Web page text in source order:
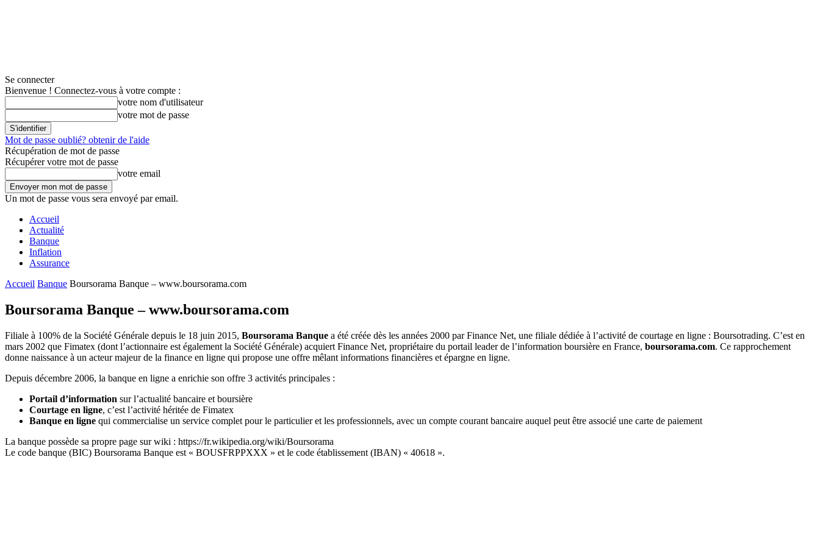
Se connecter
Bienvenue ! Connectez-vous à votre compte :
votre nom d'utilisateur
votre mot de passe
Mot de passe oublié? obtenir de l'aide
Récupération de mot de passe
Récupérer votre mot de passe
votre email
Un mot de passe vous sera envoyé par email.
Accueil
Actualité
Banque
Inflation
Assurance
Accueil Banque Boursorama Banque – www.boursorama.com
Boursorama Banque – www.boursorama.com
Filiale à 100% de la Société Générale depuis le 18 juin 2015, Boursorama Banque a été créée dès les années 2000 par Finance Net, une filiale dédiée à l’activité de courtage en ligne : Boursotrading. C’est en
mars 2002 que Fimatex (dont l’actionnaire est également la Société Générale) acquiert Finance Net, propriétaire du portail leader de l’information boursière en France, boursorama.com. Ce rapprochement
donne naissance à un acteur majeur de la finance en ligne qui propose une offre mêlant informations financières et épargne en ligne.
Depuis décembre 2006, la banque en ligne a enrichie son offre 3 activités principales :
Portail d’information sur l’actualité bancaire et boursière
Courtage en ligne, c’est l’activité héritée de Fimatex
Banque en ligne qui commercialise un service complet pour le particulier et les professionnels, avec un compte courant bancaire auquel peut être associé une carte de paiement
La banque possède sa propre page sur wiki : https://fr.wikipedia.org/wiki/Boursorama
Le code banque (BIC) Boursorama Banque est « BOUSFRPPXXX » et le code établissement (IBAN) « 40618 ».